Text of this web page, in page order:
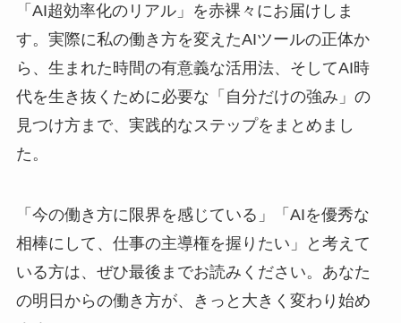
「AI超効率化のリアル」を赤裸々にお届けしま
す。実際に私の働き方を変えたAIツールの正体か
ら、生まれた時間の有意義な活用法、そしてAI時
代を生き抜くために必要な「自分だけの強み」の
見つけ方まで、実践的なステップをまとめまし
た。
「今の働き方に限界を感じている」「AIを優秀な
相棒にして、仕事の主導権を握りたい」と考えて
いる方は、ぜひ最後までお読みください。あなた
の明日からの働き方が、きっと大きく変わり始め